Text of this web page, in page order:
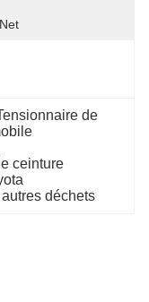
de
ceinture
déchets